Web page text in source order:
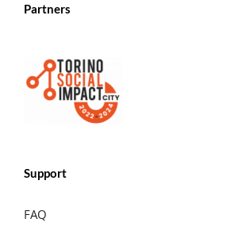
Partners
Support
FAQ